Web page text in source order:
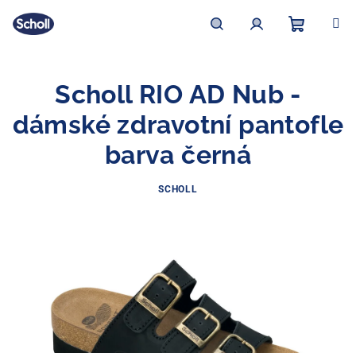
obsah
košík
Scholl RIO AD Nub -
dámské zdravotní pantofle
barva černá
SCHOLL